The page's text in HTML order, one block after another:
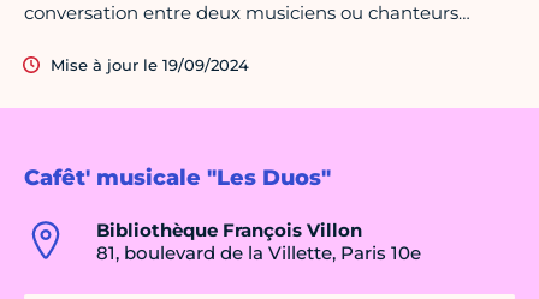
Cafêt' musicale "Les Duos"
Bibliothèque François Villon
81, boulevard de la Villette, Paris 10e
conversation entre deux musiciens ou chanteurs…
Mise à jour le 19/09/2024